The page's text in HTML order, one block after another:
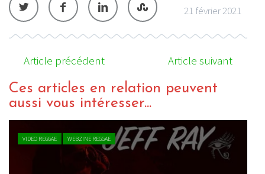
21 février 2021
Article précédent Article suivant
Ces articles en relation peuvent
aussi vous intéresser...
VIDEO REGGAE WEBZINE REGGAE